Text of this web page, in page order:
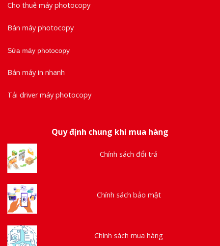
Cho thuê máy photocopy
Bán máy photocopy
Sửa máy photocopy
Bán máy in nhanh
Tải driver máy photocopy
Quy định chung khi mua hàng
Chính sách đổi trả
Chính sách bảo mật
Chính sách mua hàng